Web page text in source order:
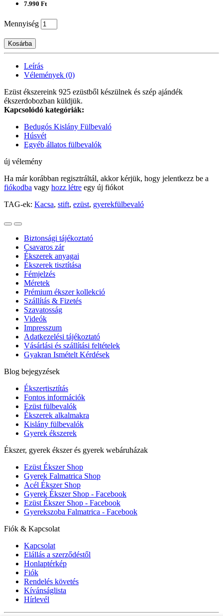
7.990 Ft
Mennyiség
Kosárba
Leírás
Vélemények (0)
Ezüst ékszereink 925 ezüstből készülnek és szép ajándék
ékszerdobozban küldjük.
Kapcsolódó kategóriák:
Bedugós Kislány Fülbevaló
Húsvét
Egyéb állatos fülbevalók
új vélemény
Ha már korábban regisztráltál, akkor kérjük, hogy jelentkezz be a
fiókodba vagy hozz létre egy új fiókot
TAG-ek: Kacsa, stift, ezüst, gyerekfülbevaló
Biztonsági tájékoztató
Csavaros zár
Ékszerek anyagai
Ékszerek tisztítása
Fémjelzés
Méretek
Prémium ékszer kollekció
Szállítás & Fizetés
Szavatosság
Videók
Impresszum
Adatkezelési tájékoztató
Vásárlási és szállítási feltételek
Gyakran Ismételt Kérdések
Blog bejegyzések
Ékszertisztítás
Fontos információk
Ezüst fülbevalók
Ékszerek alkalmakra
Kislány fülbevalók
Gyerek ékszerek
Ékszer, gyerek ékszer és gyerek webáruházak
Ezüst Ékszer Shop
Gyerek Falmatrica Shop
Acél Ékszer Shop
Gyerek Ékszer Shop - Facebook
Ezüst Ékszer Shop - Facebook
Gyerekszoba Falmatrica - Facebook
Fiók & Kapcsolat
Kapcsolat
Elállás a szerződéstől
Honlaptérkép
Fiók
Rendelés követés
Kívánságlista
Hírlevél